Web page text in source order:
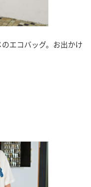
エコバッグ。お出かけ